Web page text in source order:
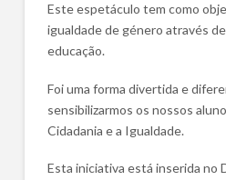
Este espetáculo tem como
igualdade de género através
educação.
Foi uma forma divertida e
sensibilizarmos os nossos
Cidadania e a Igualdade.
Esta iniciativa está inserida no